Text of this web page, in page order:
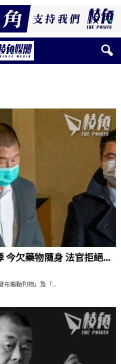
今欠藥物隨身 法官拒絕...
布煽動刊物」及「...